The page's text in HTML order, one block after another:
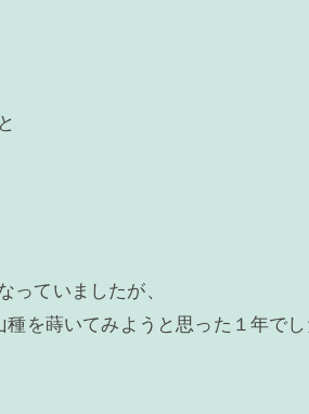
っていましたが、
を蒔いてみようと思った１年で